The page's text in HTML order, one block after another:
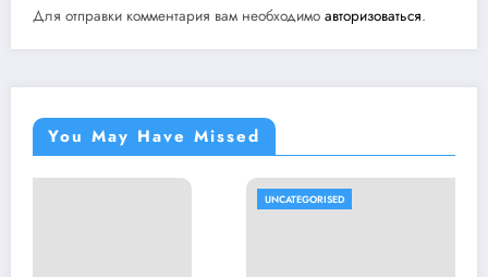
Для отправки комментария вам необходимо авторизоваться.
You May Have Missed